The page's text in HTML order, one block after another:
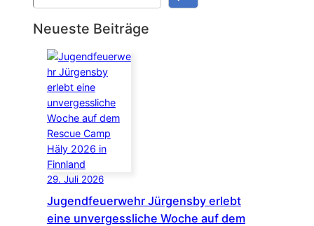
u
c
hNeueste Beiträge
29. Juli 2026
Jugendfeuerwehr Jürgensby erlebt
eine unvergessliche Woche auf dem